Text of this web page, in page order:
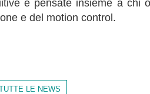
e pensate insieme a chi
e del motion control.
LE NEWS